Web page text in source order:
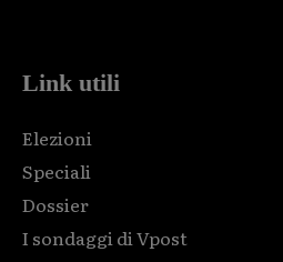
Link utili
Elezioni
Speciali
Dossier
I sondaggi di Vpost